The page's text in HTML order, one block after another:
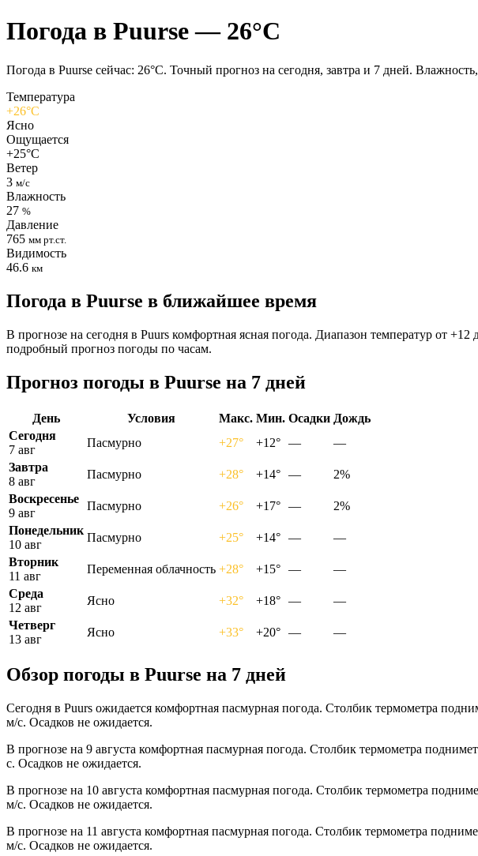
Погода в Puursе — 26°C
Погода в Puursе сейчас: 26°C. Точный прогноз на сегодня, завтра и 7 дней.
Температура
+26°C
Ясно
Ощущается
+25°C
Ветер
3 м/с
Влажность
27 %
Давление
765 мм рт.ст.
Видимость
46.6 км
Погода в Puursе в ближайшее время
В прогнозе на сегодня в Puurs комфортная ясная погода. Диапазон температур от
подробный прогноз погоды по часам.
Прогноз погоды в Puursе на 7 дней
День Условия Макс. Мин. Осадки Дождь
Сегодня
7 авг
Пасмурно +27° +12° —
—
Завтра
8 авг
Пасмурно +28° +14° —
2%
Воскресенье
9 авг
Пасмурно +26° +17° —
2%
Понедельник
10 авг
Пасмурно +25° +14° —
—
Вторник
11 авг
Переменная облачность +28° +15° —
—
Среда
12 авг
Ясно +32° +18° —
—
Четверг
13 авг
Ясно +33° +20° — —
Обзор погоды в Puursе на 7 дней
Сегодня в Puurs ожидается комфортная пасмурная погода. Столбик термометра
м/с. Осадков не ожидается.
В прогнозе на 9 августа комфортная пасмурная погода. Столбик термометра
с. Осадков не ожидается.
В прогнозе на 10 августа комфортная пасмурная погода. Столбик термометра
м/с. Осадков не ожидается.
В прогнозе на 11 августа комфортная пасмурная погода. Столбик термометра
м/с. Осадков не ожидается.